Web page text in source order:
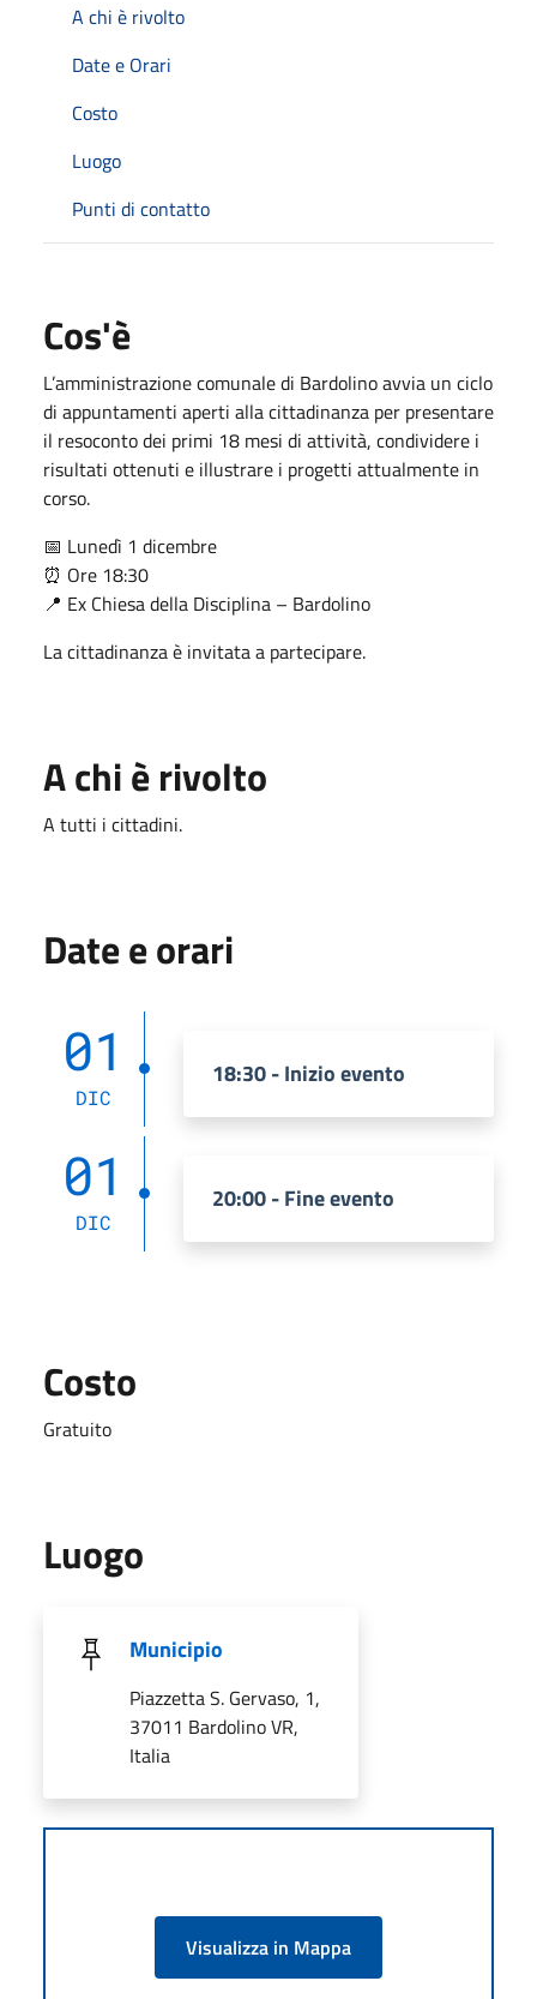
A chi è rivolto
Date e Orari
Costo
Luogo
Punti di contatto
Cos'è
L’amministrazione comunale di Bardolino avvia un ciclo
di appuntamenti aperti alla cittadinanza per presentare
il resoconto dei primi 18 mesi di attività, condividere i
risultati ottenuti e illustrare i progetti attualmente in
corso.
📅 Lunedì 1 dicembre
⏰ Ore 18:30
📍 Ex Chiesa della Disciplina – Bardolino
La cittadinanza è invitata a partecipare.
A chi è rivolto
A tutti i cittadini.
Date e orari
01
DIC
18:30 - Inizio evento
01
DIC
20:00 - Fine evento
Costo
Gratuito
Luogo
Municipio
Piazzetta S. Gervaso, 1,
37011 Bardolino VR,
Italia
Visualizza in Mappa